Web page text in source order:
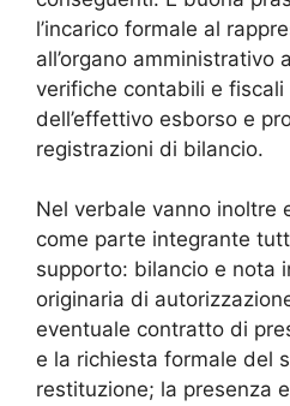
l’incarico formale al
all’organo amministrativo
verifiche contabili e fiscali
dell’effettivo esborso e
registrazioni di bilancio.
Nel verbale vanno inoltre
come parte integrante
supporto: bilancio e nota
originaria di
eventuale contratto di
e la richiesta formale del
restituzione; la presenza